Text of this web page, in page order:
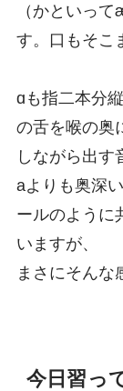
（かといっ
す。口もそこ
ɑも指二本分
の舌を喉の奥
しながら出す
aよりも奥深
ールのように
いますが、
まさにそんな
今日習っ